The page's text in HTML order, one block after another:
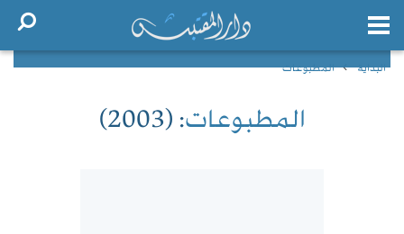
البداية المطبوعات
المطبوعات: (2003)